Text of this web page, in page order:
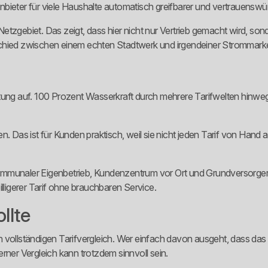
für viele Haushalte automatisch greifbarer und
Das zeigt, dass hier nicht nur Vertrieb gemacht wird,
zwischen einem echten Stadtwerk und irgendeiner
auf. 100 Prozent Wasserkraft durch mehrere Tarifwelten
Das ist für Kunden praktisch, weil sie nicht jeden Tarif von
Eigenbetrieb, Kundenzentrum vor Ort und
Tarif ohne brauchbaren Service.
Tarifvergleich. Wer einfach davon ausgeht, dass
Vergleich kann trotzdem sinnvoll sein.